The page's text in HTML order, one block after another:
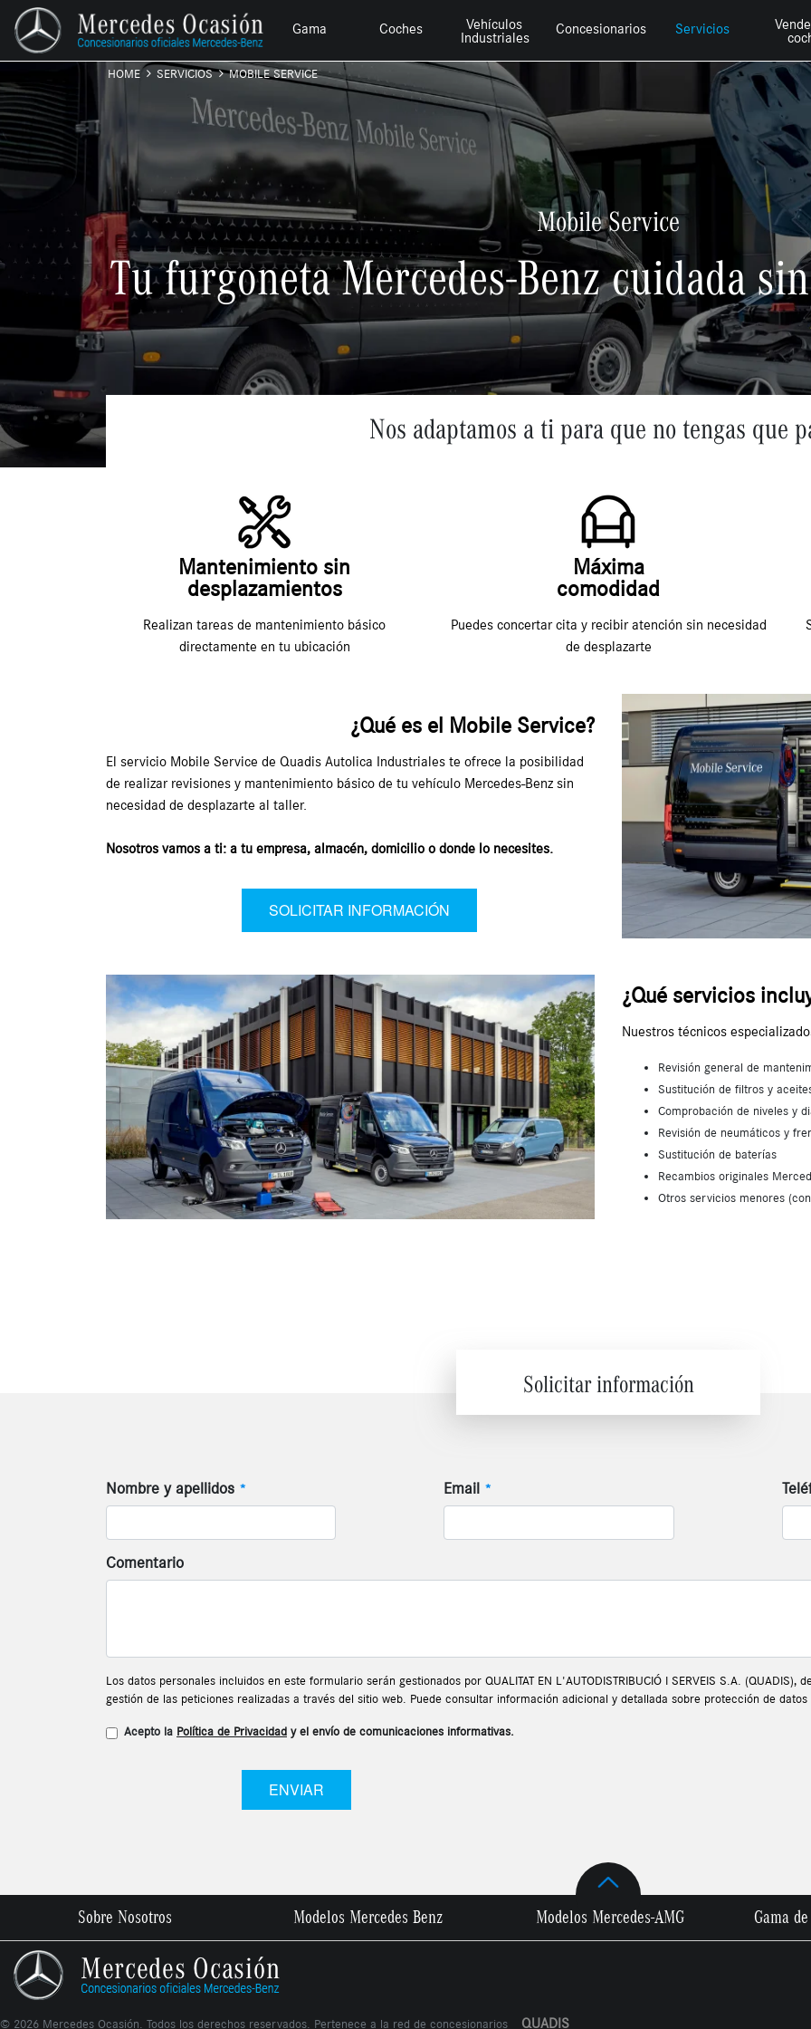
Gama Coches Vehículos
Industriales
Concesionarios Servicios
HOME SERVICIOS MOBILE SERVICE
Mobile Service
Tu furgoneta Mercedes-Benz cuidada
Nos adaptamos a ti para que no tengas que
Mantenimiento sin
desplazamientos
Realizan tareas de mantenimiento básico
directamente en tu ubicación
Máxima
comodidad
Puedes concertar cita y recibir atención sin necesidad
de desplazarte
¿Qué es el Mobile Service?
El servicio Mobile Service de Quadis Autolica Industriales te ofrece la posibilidad
de realizar revisiones y mantenimiento básico de tu vehículo Mercedes-Benz sin
necesidad de desplazarte al taller.
Nosotros vamos a ti: a tu empresa, almacén, domicilio o donde lo necesites.
SOLICITAR INFORMACIÓN
¿Qué servicios
Nuestros técnicos
Revisión general de
Sustitución de filtros y
Comprobación de niveles y
Revisión de neumáticos y
Sustitución de baterías
Recambios originales
Otros servicios menores
Solicitar información
Nombre y apellidos * Email *
Comentario
Los datos personales incluidos en este formulario serán gestionados por QUALITAT EN L'AUTODISTRIBUCIÓ I SERVEIS S.A.
gestión de las peticiones realizadas a través del sitio web. Puede consultar información adicional y detallada sobre protección de
Acepto la Política de Privacidad y el envío de comunicaciones informativas.
ENVIAR
Sobre Nosotros Modelos Mercedes Benz Modelos Mercedes-AMG Gama
© 2026 Mercedes Ocasión. Todos los derechos reservados. Pertenece a la red de concesionarios QUADIS